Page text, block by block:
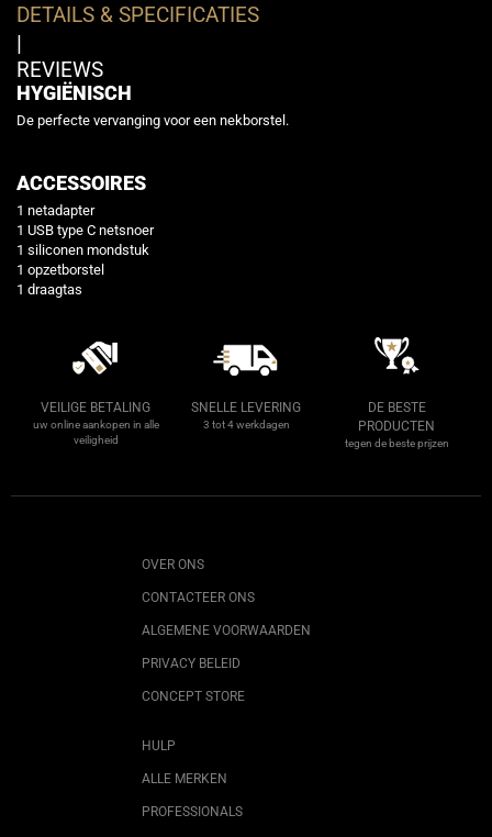
DETAILS & SPECIFICATIES
|
REVIEWS
HYGIËNISCH
De perfecte vervanging voor een nekborstel.
ACCESSOIRES
1 netadapter
1 USB type C netsnoer
1 siliconen mondstuk
1 opzetborstel
1 draagtas
VEILIGE BETALING
uw online aankopen in alle
veiligheid
SNELLE LEVERING
3 tot 4 werkdagen
DE BESTE
PRODUCTEN
tegen de beste prijzen
OVER ONS
CONTACTEER ONS
ALGEMENE VOORWAARDEN
PRIVACY BELEID
CONCEPT STORE
HULP
ALLE MERKEN
PROFESSIONALS